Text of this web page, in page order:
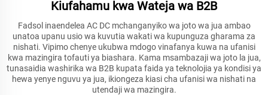
Kiufahamu kwa Wateja wa B2B
Fadsol inaendelea AC DC mchanganyiko wa joto wa jua ambao
unatoa upanu usio wa kuvutia wakati wa kupunguza gharama za
nishati. Vipimo chenye ukubwa mdogo vinafanya kuwa na ufanisi
kwa mazingira tofauti ya biashara. Kama msambazaji wa joto la jua,
tunasaidia washirika wa B2B kupata faida ya teknolojia ya kondisi ya
hewa yenye nguvu ya jua, ikiongeza kiasi cha ufanisi wa nishati na
utendaji wa mazingira.